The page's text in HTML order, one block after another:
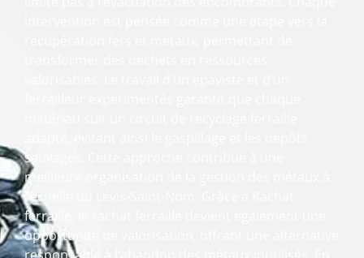
sauvages. Cette approche contribue à une
meilleure organisation de la gestion des métaux à
l’échelle du Lévis-Saint-Nom. Grâce à Rachat
ferraille, le rachat ferraille devient également une
opportunité de valorisation, offrant une alternative